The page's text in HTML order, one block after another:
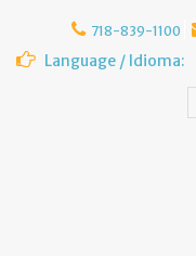
content
718-839-1100
Language / Idioma: